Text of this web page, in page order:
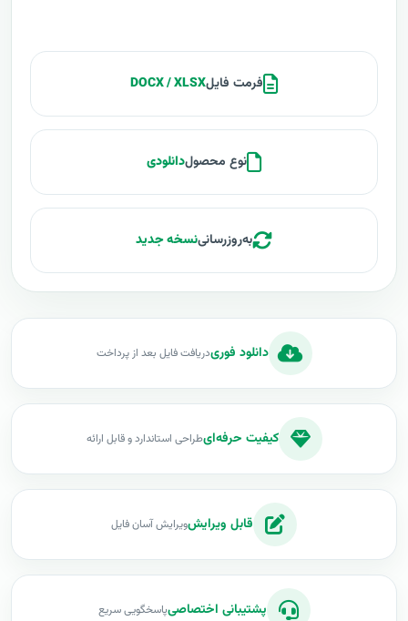
فرمت فایلDOCX / XLSX
نوع محصولدانلودی
به‌روزرسانینسخه جدید
دانلود فوریدریافت فایل بعد از پرداخت
کیفیت حرفه‌ایطراحی استاندارد و قابل ارائه
قابل ویرایشویرایش آسان فایل
پشتیبانی اختصاصیپاسخگویی سریع